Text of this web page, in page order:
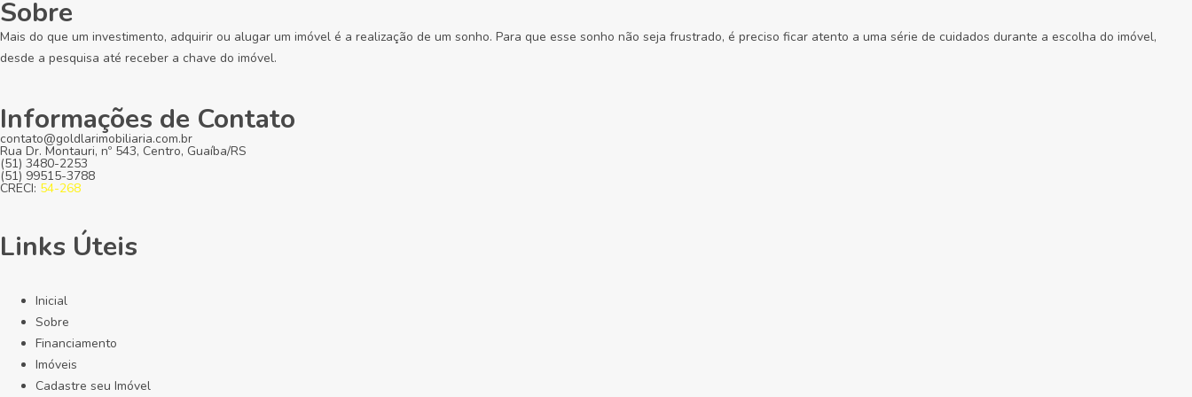
Sobre
Mais do que um investimento, adquirir ou alugar um imóvel é a realização de um sonho. Para que esse sonho não seja frustrado, é preciso ficar atento a uma série de cuidados durante a escolha do imóvel,
desde a pesquisa até receber a chave do imóvel.
Informações de Contato
contato@goldlarimobiliaria.com.br
Rua Dr. Montauri, nº 543, Centro, Guaíba/RS
(51) 3480-2253
(51) 99515-3788
CRECI: 54-268
Links Úteis
Inicial
Sobre
Financiamento
Imóveis
Cadastre seu Imóvel